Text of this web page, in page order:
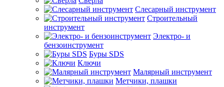
Слесарный инструмент
Строительный
инструмент
Электро- и
бензоинструмент
Буры SDS
Ключи
Малярный инструмент
Метчики, плашки